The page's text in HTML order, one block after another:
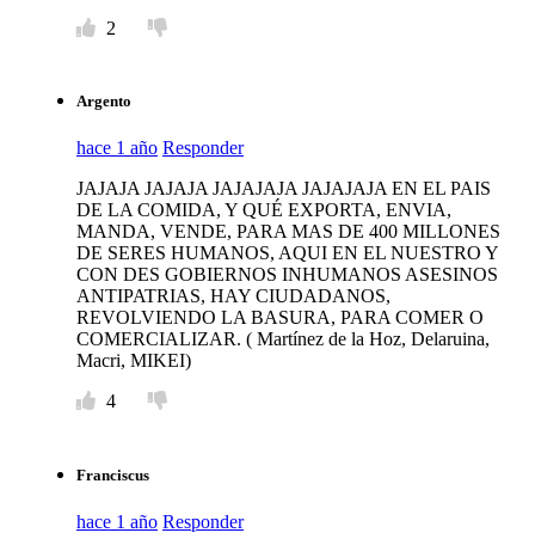
2
Argento
hace 1 año Responder
JAJAJA JAJAJA JAJAJAJA JAJAJAJA EN EL PAIS
DE LA COMIDA, Y QUÉ EXPORTA, ENVIA,
MANDA, VENDE, PARA MAS DE 400 MILLONES
DE SERES HUMANOS, AQUI EN EL NUESTRO Y
CON DES GOBIERNOS INHUMANOS ASESINOS
ANTIPATRIAS, HAY CIUDADANOS,
REVOLVIENDO LA BASURA, PARA COMER O
COMERCIALIZAR. ( Martínez de la Hoz, Delaruina,
Macri, MIKEI)
4
Franciscus
hace 1 año Responder